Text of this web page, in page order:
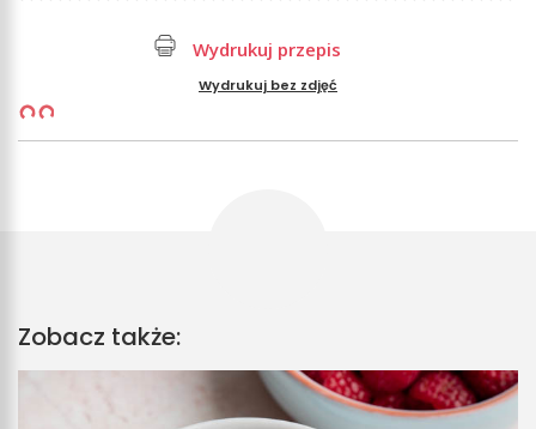
Wydrukuj przepis
Wydrukuj bez zdjęć
Zobacz także: